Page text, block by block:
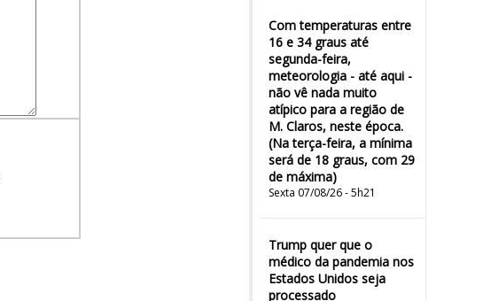
Com temperaturas entre
16 e 34 graus até
segunda-feira,
meteorologia - até aqui -
não vê nada muito
atípico para a região de
M. Claros, neste época.
(Na terça-feira, a mínima
será de 18 graus, com 29
de máxima)
Sexta 07/08/26 - 5h21
Trump quer que o
médico da pandemia nos
Estados Unidos seja
processado